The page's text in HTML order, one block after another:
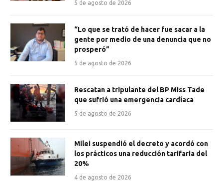
5 de agosto de 2026
“Lo que se trató de hacer fue sacar a la
gente por medio de una denuncia que no
prosperó”
5 de agosto de 2026
Rescatan a tripulante del BP Miss Tade
que sufrió una emergencia cardíaca
5 de agosto de 2026
Milei suspendió el decreto y acordó con
los prácticos una reducción tarifaria del
20%
4 de agosto de 2026